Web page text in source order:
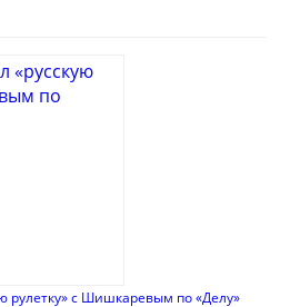
рулетку» с Шишкаревым по «Делу»